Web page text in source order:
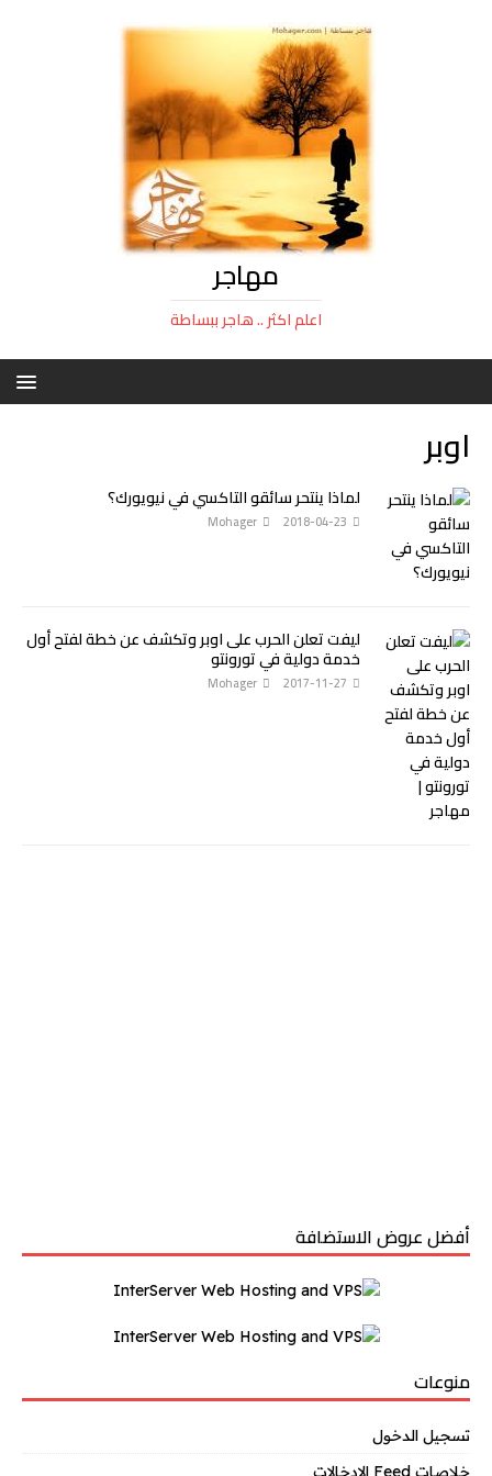
مهاجر
اعلم اكثر .. هاجر ببساطة
اوبر
لماذا ينتحر سائقو التاكسي في نيويورك؟
2018-04-23
Mohager
ليفت تعلن الحرب على اوبر وتكشف عن خطة لفتح أول
خدمة دولية في تورونتو
2017-11-27
Mohager
أفضل عروض الاستضافة
منوعات
تسجيل الدخول
خلاصات Feed الإدخالات